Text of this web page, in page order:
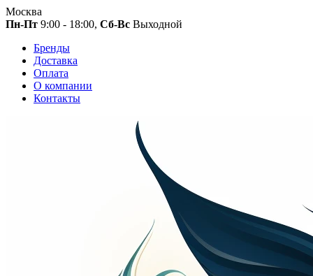
Москва
Пн-Пт 9:00 - 18:00, Сб-Вс Выходной
Бренды
Доставка
Оплата
О компании
Контакты